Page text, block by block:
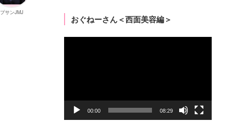
プサンJMJ
おぐねーさん＜西面美容編＞
00:00 08:29